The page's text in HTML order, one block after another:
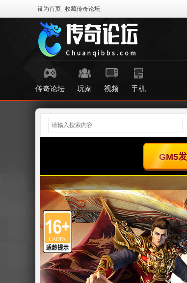
设为首页 收藏传奇论坛
传奇论坛 玩家 视频 手机